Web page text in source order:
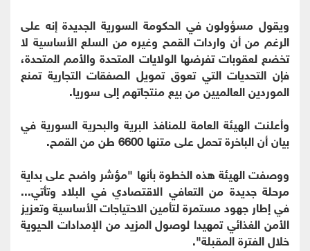
ويقول مسؤولون في الحكومة السورية الجديدة إنه على
الرغم من أن واردات القمح وغيره من السلع الأساسية لا
تخضع لعقوبات تفرضها الولايات المتحدة والأمم المتحدة،
فإن التحديات التي تعوق تمويل الصفقات التجارية تمنع
الموردين العالميين من بيع منتجاتهم إلى سوريا.
وأعلنت الهيئة العامة للمنافذ البرية والبحرية السورية في
بيان أن الباخرة تحمل على متنها 6600 طن من القمح.
ووصفت الهيئة هذه الخطوة بأنها "مؤشر واضح على بداية
مرحلة جديدة من التعافي الاقتصادي في البلاد وتأتي...
في إطار جهود مستمرة لتأمين الاحتياجات الأساسية وتعزيز
الأمن الغذائي تمهيدا لوصول المزيد من الإمدادات الحيوية
خلال الفترة المقبلة".